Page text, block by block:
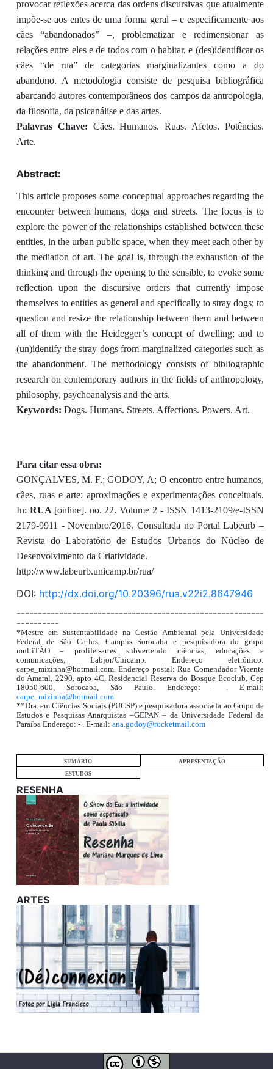
provocar reflexões acerca das ordens discursivas que atualmente
impõe-se aos entes de uma forma geral – e especificamente aos
cães “abandonados” –, problematizar e redimensionar as
relações entre eles e de todos com o habitar, e (des)identificar os
cães “de rua” de categorias marginalizantes como a do
abandono. A metodologia consiste de pesquisa bibliográfica
abarcando autores contemporâneos dos campos da antropologia,
da filosofia, da psicanálise e das artes.
Palavras Chave: Cães. Humanos. Ruas. Afetos. Potências.
Arte.
Abstract:
This article proposes some conceptual approaches regarding the
encounter between humans, dogs and streets. The focus is to
explore the power of the relationships established between these
entities, in the urban public space, when they meet each other by
the mediation of art. The goal is, through the exhaustion of the
thinking and through the opening to the sensible, to evoke some
reflection upon the discursive orders that currently impose
themselves to entities as general and specifically to stray dogs; to
question and resize the relationship between them and between
all of them with the Heidegger’s concept of dwelling; and to
(un)identify the stray dogs from marginalized categories such as
the abandonment. The methodology consists of bibliographic
research on contemporary authors in the fields of anthropology,
philosophy, psychoanalysis and the arts.
Keywords: Dogs. Humans. Streets. Affections. Powers. Art.
Para citar essa obra:
GONÇALVES, M. F.; GODOY, A; O encontro entre humanos,
cães, ruas e arte: aproximações e experimentações conceituais.
In: RUA [online]. no. 22. Volume 2 - ISSN 1413-2109/e-ISSN
2179-9911 - Novembro/2016. Consultada no Portal Labeurb –
Revista do Laboratório de Estudos Urbanos do Núcleo de
Desenvolvimento da Criatividade.
http://www.labeurb.unicamp.br/rua/
DOI: http://dx.doi.org/10.20396/rua.v22i2.8647946
----------------------------------------------------------
----------
*Mestre em Sustentabilidade na Gestão Ambiental pela Universidade
Federal de São Carlos, Campus Sorocaba e pesquisadora do grupo
multiTÃO – prolifer-artes subvertendo ciências, educações e
comunicações, Labjor/Unicamp. Endereço eletrônico:
carpe_mizinha@hotmail.com. Endereço postal: Rua Comendador Vicente
do Amaral, 2290, apto 4C, Residencial Reserva do Bosque Ecoclub, Cep
18050-600, Sorocaba, São Paulo. Endereço: - . E-mail:
carpe_mizinha@hotmail.com
**Dra. em Ciências Sociais (PUCSP) e pesquisadora associada ao Grupo de
Estudos e Pesquisas Anarquistas –GEPAN – da Universidade Federal da
Paraíba Endereço: - . E-mail: ana.godoy@rocketmail.com
SUMÁRIO
APRESENTAÇÃO
ESTUDOS
RESENHA
ARTES